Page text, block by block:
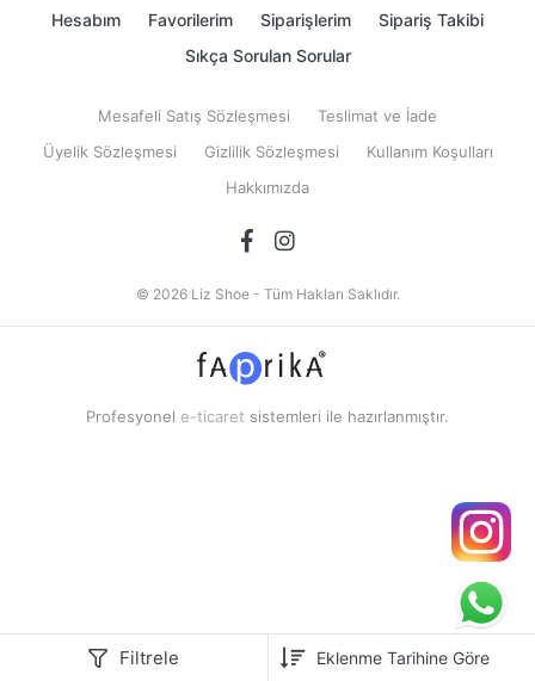
Filtrele
Hesabım Favorilerim Siparişlerim
Sipariş Takibi
Sıkça Sorulan Sorular
Mesafeli Satış Sözleşmesi
Teslimat ve İade
Üyelik Sözleşmesi
Gizlilik Sözleşmesi
Kullanım Koşulları
Hakkımızda
© 2026 Liz Shoe - Tüm Hakları Saklıdır.
Profesyonel e-ticaret sistemleri ile hazırlanmıştır.